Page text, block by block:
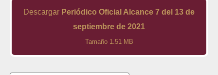
Descargar Periódico Oficial Alcance 7 del 13 de
septiembre de 2021
Tamaño 1.51 MB